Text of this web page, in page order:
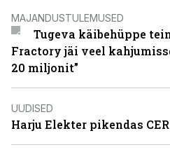
MAJANDUSTULEMUSED
Tugeva käibehüppe
Fractory jäi veel
20 miljonit”
UUDISED
Harju Elekter pikendas